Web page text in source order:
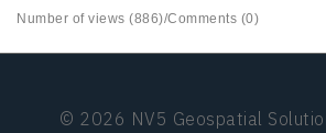
Number of views (886)/Comments (0)
© 2026 NV5 Geospatial